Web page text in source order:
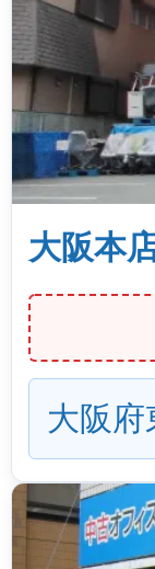
大阪本
大阪